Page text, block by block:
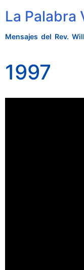
La Palabra
Mensajes del Rev.
1997